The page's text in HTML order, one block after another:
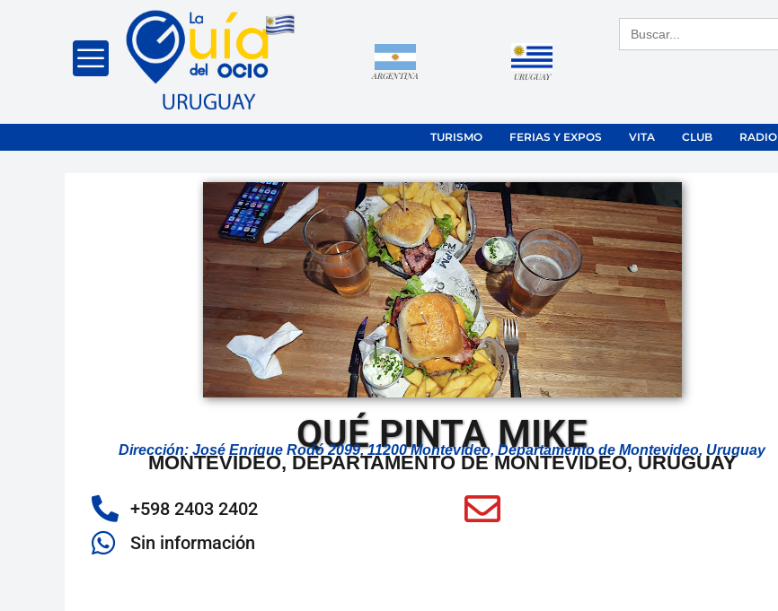
ARGENTINA URUGUAY
Buscar:
TURISMO FERIAS Y EXPOS VITA CLUB RADIO
QUÉ PINTA MIKE
Dirección: José Enrique Rodó 2099, 11200 Montevideo, Departamento de Montevideo, Uruguay
MONTEVIDEO, DEPARTAMENTO DE MONTEVIDEO, URUGUAY
+598 2403 2402
Sin información